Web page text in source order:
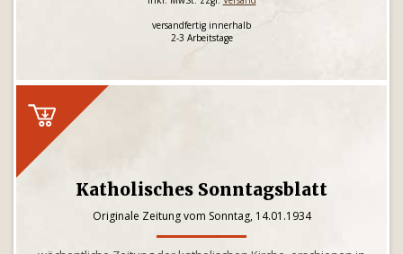
versandfertig innerhalb
2-3 Arbeitstage
Katholisches Sonntagsblatt
Originale Zeitung vom Sonntag, 14.01.1934